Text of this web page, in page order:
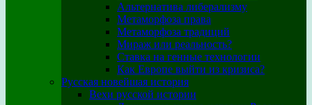
Альтернатива либерализму
Метаморфоза права
Метаморфоза традиций
Мираж или реальность?
Ставка на генные технологии
Как Европе выйти из кризиса?
Русская новейшая история
Вехи русской истории